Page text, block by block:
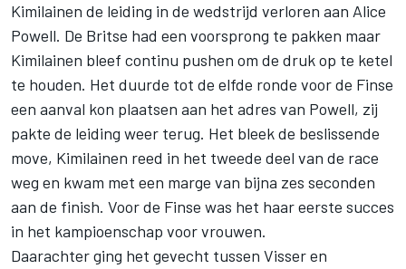
Kimilainen de leiding in de wedstrijd verloren aan Alice
Powell. De Britse had een voorsprong te pakken maar
Kimilainen bleef continu pushen om de druk op te ketel
te houden. Het duurde tot de elfde ronde voor de Finse
een aanval kon plaatsen aan het adres van Powell, zij
pakte de leiding weer terug. Het bleek de beslissende
move, Kimilainen reed in het tweede deel van de race
weg en kwam met een marge van bijna zes seconden
aan de finish. Voor de Finse was het haar eerste succes
in het kampioenschap voor vrouwen.
Daarachter ging het gevecht tussen Visser en